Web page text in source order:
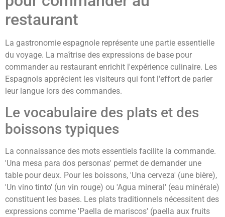
restaurant
La gastronomie espagnole représente une partie essentielle
du voyage. La maîtrise des expressions de base pour
commander au restaurant enrichit l'expérience culinaire. Les
Espagnols apprécient les visiteurs qui font l'effort de parler
leur langue lors des commandes.
Le vocabulaire des plats et des
boissons typiques
La connaissance des mots essentiels facilite la commande.
'Una mesa para dos personas' permet de demander une
table pour deux. Pour les boissons, 'Una cerveza' (une bière),
'Un vino tinto' (un vin rouge) ou 'Agua mineral' (eau minérale)
constituent les bases. Les plats traditionnels nécessitent des
expressions comme 'Paella de mariscos' (paella aux fruits